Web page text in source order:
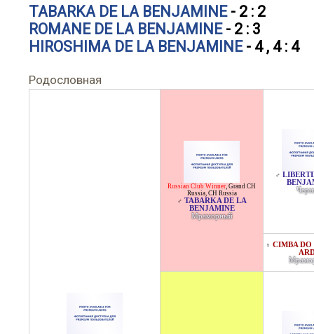
TABARKA DE LA BENJAMINE- 2 : 2
ROMANE DE LA BENJAMINE- 2 : 3
HIROSHIMA DE LA BENJAMINE- 4 , 4 : 4
Родословная
Russian Club Winner, Grand CH
Russia, CH Russia
♂ TABARKA DE LA
BENJAMINE
Мраморный
♂
♀ CIMBA DO